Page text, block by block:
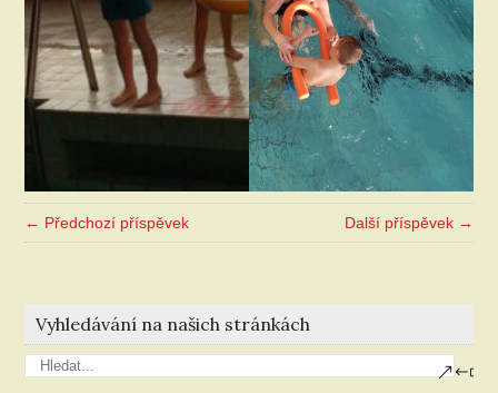
← Předchozí příspěvek Další příspěvek →
Vyhledávání na našich stránkách